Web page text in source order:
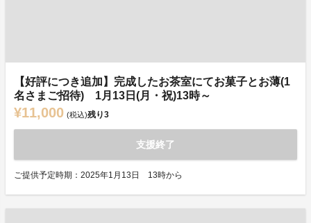
【好評につき追加】完成したお茶室にてお菓子とお薄(1
名さまご招待) 1月13日(月・祝)13時～
¥11,000 (税込)残り3
支援終了
ご提供予定時期：2025年1月13日 13時から